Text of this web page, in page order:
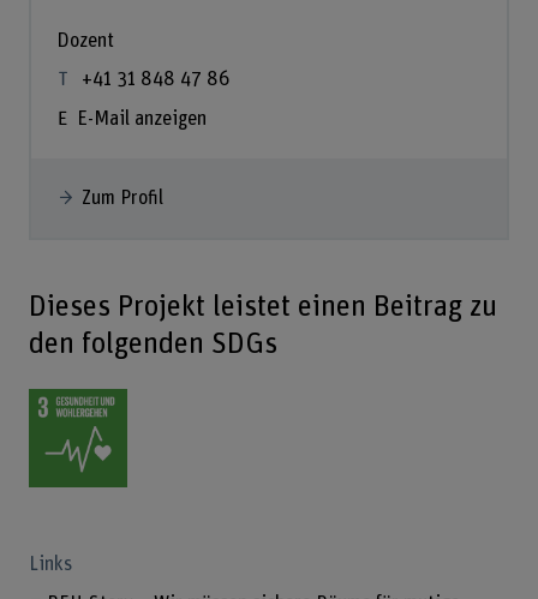
Dozent
+41 31 848 47 86
E-Mail anzeigen
Zum Profil
Dieses Projekt leistet einen Beitrag zu
den folgenden SDGs
Links